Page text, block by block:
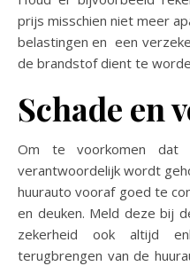
prijs misschien niet meer
belastingen en een
de brandstof dient te
Schade en
Om te voorkomen dat
verantwoordelijk wordt
huurauto vooraf goed te
en deuken. Meld deze bij
zekerheid ook altijd
terugbrengen van de